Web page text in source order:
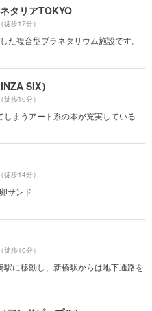
タリアTOKYO
（徒歩17分）
た複合型プラネタリウム施設です。
SIX）
（徒歩10分）
まうアート系の本が充実している
（徒歩14分）
サンド
（徒歩10分）
駅に移動し、新橋駅からは地下通路を